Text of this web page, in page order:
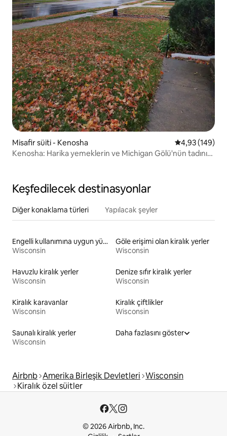
Misafir süiti - Kenosha 5 üzerinden
4,93 (149)
Kenosha: Harika yemeklerin ve Michigan Gölü'nün tadını
Keşfedilecek destinasyonlar
Diğer konaklama türleri Yapılacak şeyler
Engelli kullanımına uygun yükseklikte tuvaleti olan kiralık yerler
Wisconsin
Göle erişimi olan kiralık yerler
Wisconsin
Havuzlu kiralık yerler
Wisconsin
Denize sıfır kiralık yerler
Wisconsin
Kiralık karavanlar
Wisconsin
Kiralık çiftlikler
Wisconsin
Saunalı kiralık yerler
Wisconsin
Daha fazlasını göster
Airbnb Amerika Birleşik Devletleri Wisconsin
Kiralık özel süitler
© 2026 Airbnb, Inc.